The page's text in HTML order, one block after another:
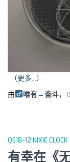
（更多…）
由
唯有→奋斗，
QS18-12 NIXIE CLOCK
有幸在《